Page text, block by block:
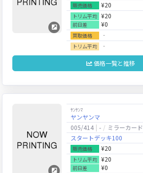
販売価格 ¥20
トリム平均 ¥20
前日差 ¥0
買取価格 ‐
トリム平均 ‐
価格一覧と推移
ﾔﾝﾔﾝﾏ
ヤンヤンマ
005/414
-
ミラーカード
スタートデッキ100
販売価格 ¥20
トリム平均 ¥20
前日差 ¥0